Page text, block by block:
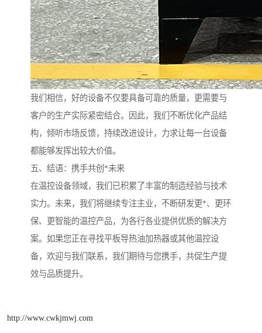
我们相信，好的设备不仅要具备可靠的质量，更需要与
客户的生产实际紧密结合。因此，我们不断优化产品结
构，倾听市场反馈，持续改进设计，力求让每一台设备
都能够发挥出较大价值。
五、结语：携手共创*未来
在温控设备领域，我们已积累了丰富的制造经验与技术
实力。未来，我们将继续专注主业，不断研发更*、更环
保、更智能的温控产品，为各行各业提供优质的解决方
案。如果您正在寻找平板导热油加热器或其他温控设
备，欢迎与我们联系，我们期待与您携手，共促生产提
效与品质提升。
http://www.cwkjmwj.com